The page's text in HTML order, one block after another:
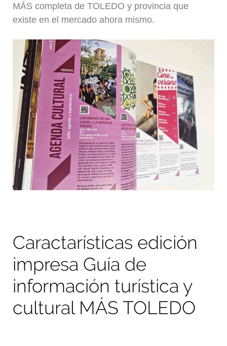
MÁS completa de TOLEDO y provincia que
existe en el mercado ahora mismo.
Caractarísticas edición
impresa Guía de
información turística y
cultural MÁS TOLEDO